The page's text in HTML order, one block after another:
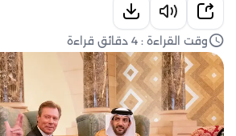
وقت القراءة : 4 دقائق قراءة